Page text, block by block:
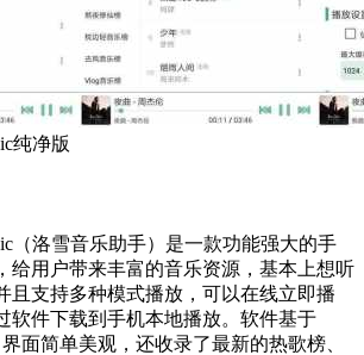
纯净版
（洛雪音乐助手）是一款功能强大的手
给用户带来丰富的音乐资源，基本上想听
且支持多种模式播放，可以在线立即播
软件下载到手机本地播放。软件基于
面简单美观，还收录了最新的热歌榜、